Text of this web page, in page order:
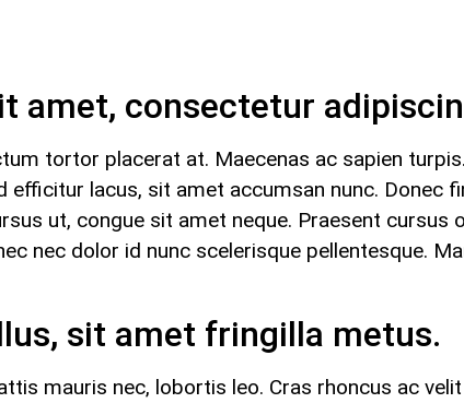
amet, consectetur
tortor placerat at. Maecenas ac sapien
efficitur lacus, sit amet accumsan nunc. Donec
ut, congue sit amet neque. Praesent cursus
nec dolor id nunc scelerisque pellentesque.
sit amet fringilla metus.
mauris nec, lobortis leo. Cras rhoncus ac